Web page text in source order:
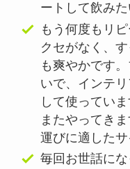
ートして飲みた
もう何度もリ
クセがなく、
も爽やかです
いで、インテ
して使ってい
またやってき
運びに適したサ
毎回お世話に